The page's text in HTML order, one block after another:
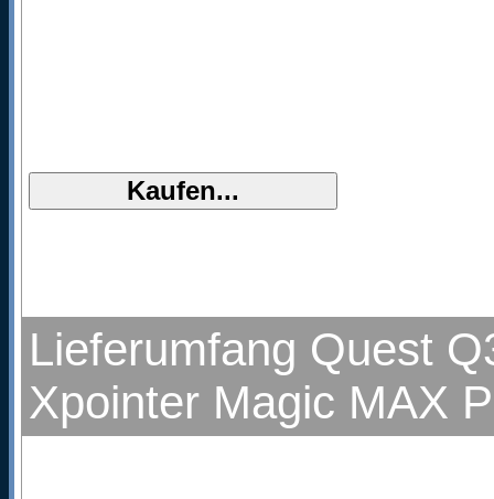
Lieferumfang Quest
Xpointer Magic MAX